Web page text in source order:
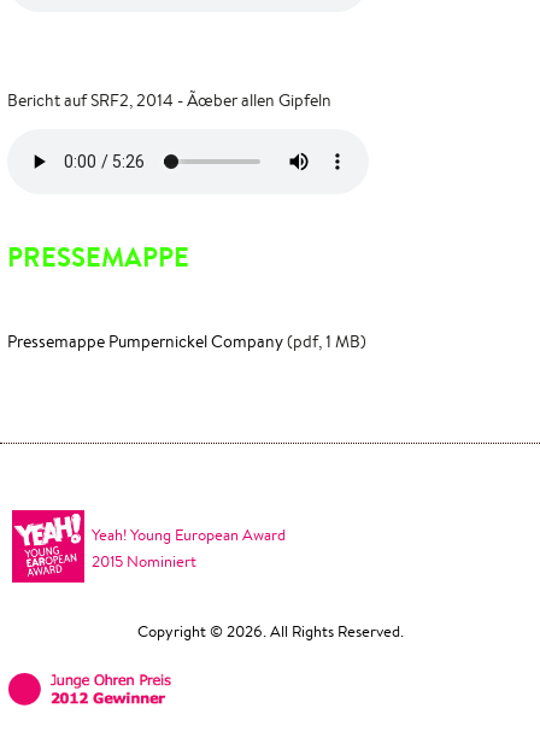
Bericht auf SRF2, 2014 - Ãœber allen Gipfeln
PRESSEMAPPE
Pressemappe Pumpernickel Company(pdf, 1 MB)
Yeah! Young European Award
2015 Nominiert
Copyright © 2026. All Rights Reserved.